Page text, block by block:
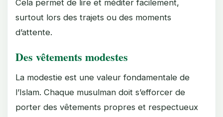
Cela permet de lire et méditer facilement,
surtout lors des trajets ou des moments
d’attente.
Des vêtements modestes
La modestie est une valeur fondamentale de
l’Islam. Chaque musulman doit s’efforcer de
porter des vêtements propres et respectueux